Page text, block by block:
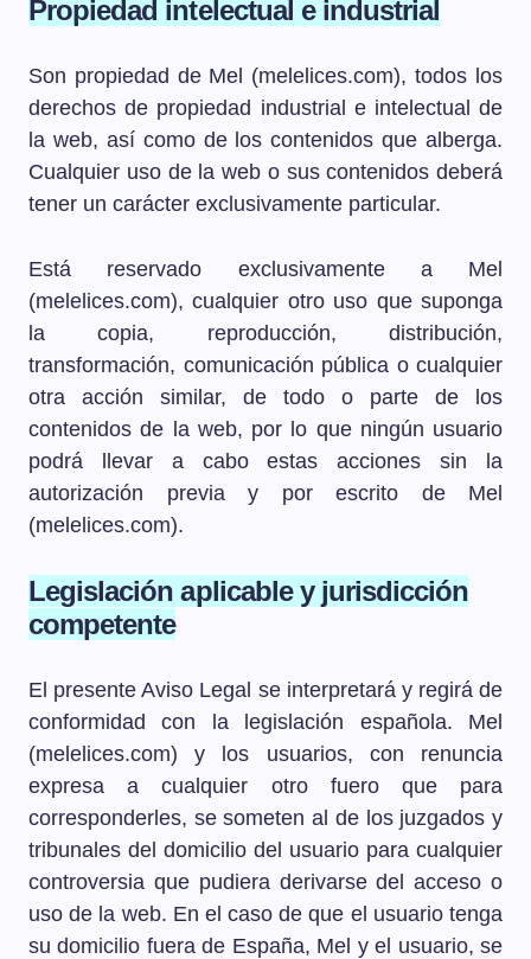
Propiedad intelectual e industrial
Son propiedad de Mel (melelices.com), todos los
derechos de propiedad industrial e intelectual de
la web, así como de los contenidos que alberga.
Cualquier uso de la web o sus contenidos deberá
tener un carácter exclusivamente particular.
Está reservado exclusivamente a Mel
(melelices.com), cualquier otro uso que suponga
la copia, reproducción, distribución,
transformación, comunicación pública o cualquier
otra acción similar, de todo o parte de los
contenidos de la web, por lo que ningún usuario
podrá llevar a cabo estas acciones sin la
autorización previa y por escrito de Mel
(melelices.com).
Legislación aplicable y jurisdicción
competente
El presente Aviso Legal se interpretará y regirá de
conformidad con la legislación española. Mel
(melelices.com) y los usuarios, con renuncia
expresa a cualquier otro fuero que para
corresponderles, se someten al de los juzgados y
tribunales del domicilio del usuario para cualquier
controversia que pudiera derivarse del acceso o
uso de la web. En el caso de que el usuario tenga
su domicilio fuera de España, Mel y el usuario, se